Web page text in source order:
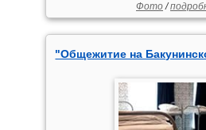
Фото/
"Общежитие на